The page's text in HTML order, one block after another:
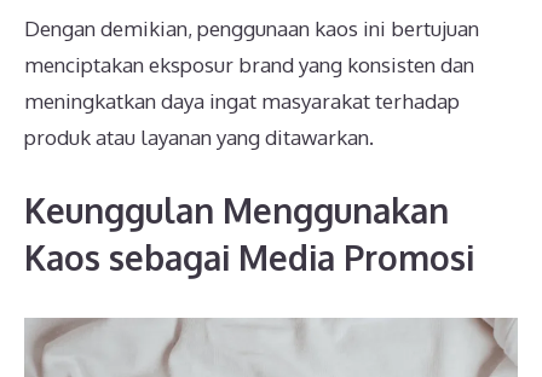
Dengan demikian, penggunaan kaos ini bertujuan
menciptakan eksposur brand yang konsisten dan
meningkatkan daya ingat masyarakat terhadap
produk atau layanan yang ditawarkan.
Keunggulan Menggunakan
Kaos sebagai Media Promosi